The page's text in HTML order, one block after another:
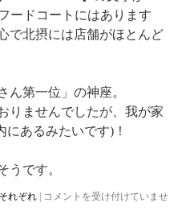
ードコートにはあります
で北摂には店舗がほとんど
ん第一位」の神座。
りませんでしたが、我が家
あるみたいです)！
うです。
れぞれ | 待
コメントを受け付けていませ